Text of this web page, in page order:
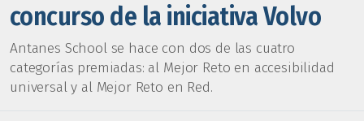
concurso de la iniciativa Volvo
Antanes School se hace con dos de las cuatro
categorías premiadas: al Mejor Reto en accesibilidad
universal y al Mejor Reto en Red.